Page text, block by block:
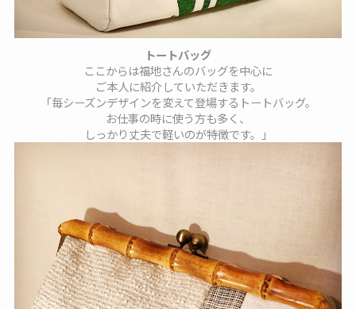
トートバッグ
ここからは福地さんのバッグを中心に
ご本人に紹介していただきます。
「毎シーズンデザインを変えて登場するトートバッグ。
お仕事の時に使う方も多く、
しっかり丈夫で軽いのが特徴です。」